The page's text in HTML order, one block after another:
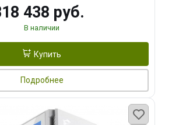
438 руб.
В наличии
Купить
Подробнее